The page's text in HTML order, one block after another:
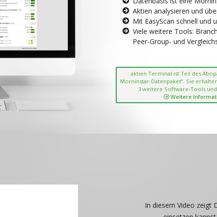
Aktien analysieren und
Mit EasyScan schnell und
Viele weitere Tools:
Peer-Group- und
aktien Terminal ist Teil des
Morninstar-Datenpaket“. Sie
3 weitere Software-Tools und
Weitere
In diesem Video zeigt